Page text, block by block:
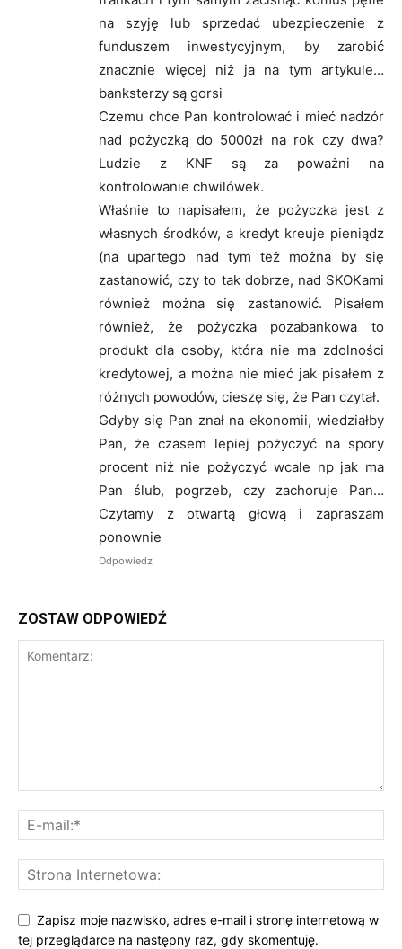
na szyję lub sprzedać ubezpieczenie z
funduszem inwestycyjnym, by zarobić
znacznie więcej niż ja na tym artykule…
banksterzy są gorsi
Czemu chce Pan kontrolować i mieć nadzór
nad pożyczką do 5000zł na rok czy dwa?
Ludzie z KNF są za poważni na
kontrolowanie chwilówek.
Właśnie to napisałem, że pożyczka jest z
własnych środków, a kredyt kreuje pieniądz
(na upartego nad tym też można by się
zastanowić, czy to tak dobrze, nad SKOKami
również można się zastanowić. Pisałem
również, że pożyczka pozabankowa to
produkt dla osoby, która nie ma zdolności
kredytowej, a można nie mieć jak pisałem z
różnych powodów, cieszę się, że Pan czytał.
Gdyby się Pan znał na ekonomii, wiedziałby
Pan, że czasem lepiej pożyczyć na spory
procent niż nie pożyczyć wcale np jak ma
Pan ślub, pogrzeb, czy zachoruje Pan…
Czytamy z otwartą głową i zapraszam
ponownie
Odpowiedz
ZOSTAW ODPOWIEDŹ
Zapisz moje nazwisko, adres e-mail i stronę internetową w
tej przeglądarce na następny raz, gdy skomentuję.